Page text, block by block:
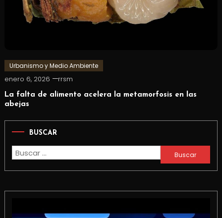
Urbanismo y Medio Ambiente
enero 6, 2026 rrsm
La falta de alimento acelera la metamorfosis en las
abejas
BUSCAR
Buscar: